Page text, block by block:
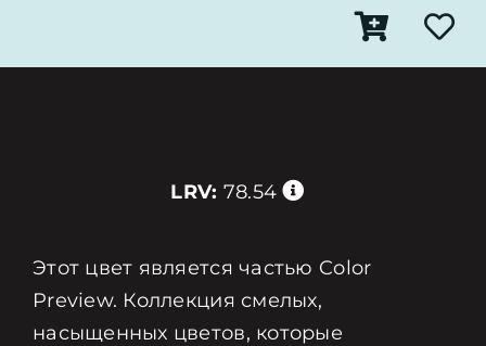
LRV: 78.54
Этот цвет является частью Color
Preview. Коллекция смелых,
насыщенных цветов, которые